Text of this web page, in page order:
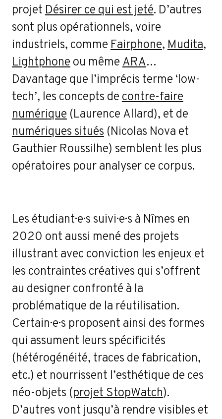
projet Désirer ce qui est jeté. D’autres
sont plus opérationnels, voire
industriels, comme Fairphone, Mudita,
Lightphone ou même ARA…
Davantage que l’imprécis terme ‘low-
tech’, les concepts de contre-faire
numérique (Laurence Allard), et de
numériques situés (Nicolas Nova et
Gauthier Roussilhe) semblent les plus
opératoires pour analyser ce corpus.
Les étudiant·e·s suivi·e·s à Nîmes en
2020 ont aussi mené des projets
illustrant avec conviction les enjeux et
les contraintes créatives qui s’offrent
au designer confronté à la
problématique de la réutilisation.
Certain·e·s proposent ainsi des formes
qui assument leurs spécificités
(hétérogénéité, traces de fabrication,
etc.) et nourrissent l’esthétique de ces
néo-objets (projet StopWatch).
D’autres vont jusqu’à rendre visibles et